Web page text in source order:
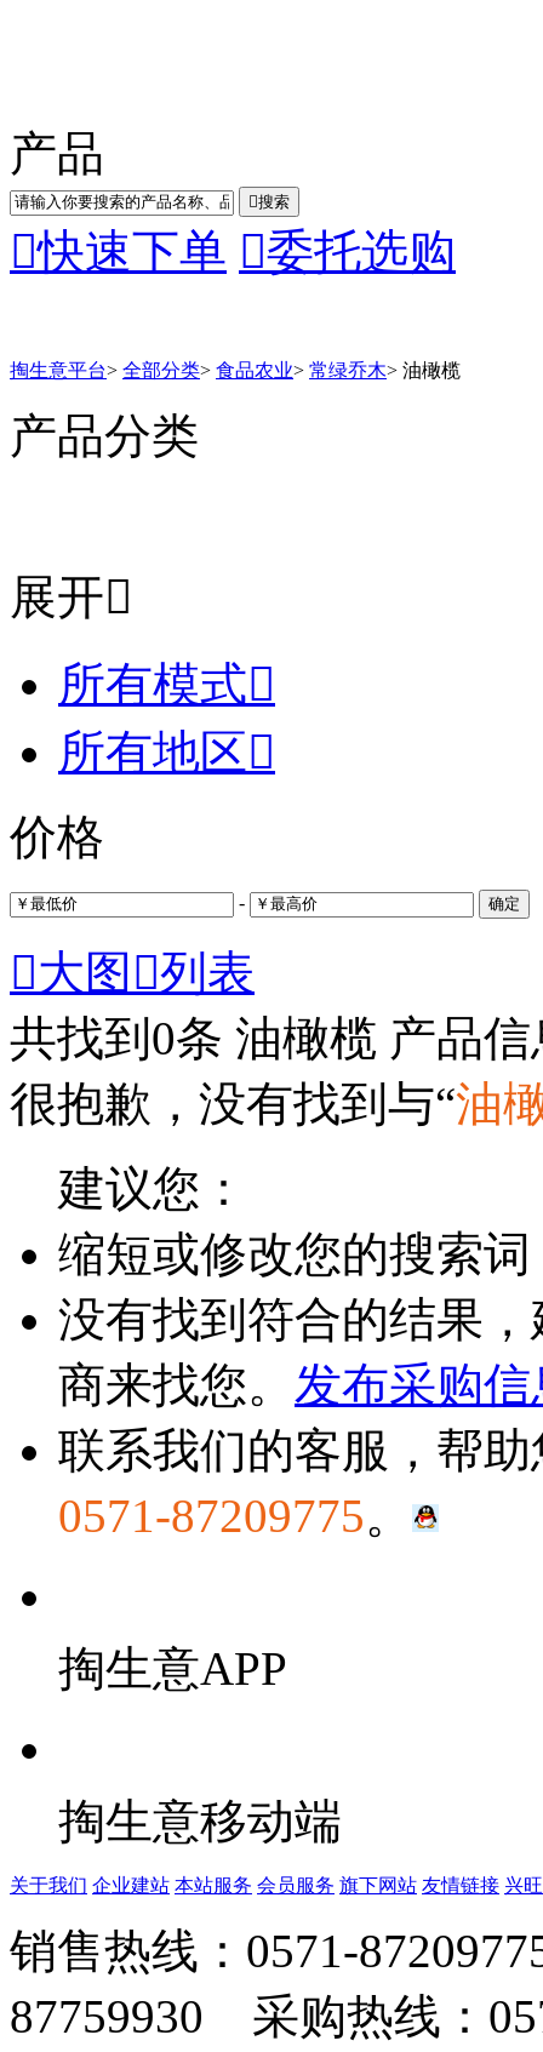
产品
搜索
快速下单 委托选购
掏生意平台> 全部分类> 食品农业> 常绿乔木> 油橄榄
产品分类
展开
所有模式
所有地区
价格
- 确定
大图 列表
共找到 0条 油橄榄 产品信
很抱歉，没有找到与“油
建议您：
缩短或修改您的搜索
没有找到符合的结果
商来找您。 发布采购信
联系我们的客服，帮
0571-87209775。
掏生意APP
掏生意移动端
关于我们 企业建站 本站服务 会员服务 旗下网站 友情链接 兴
销售热线：0571-
87759930 采购热线：